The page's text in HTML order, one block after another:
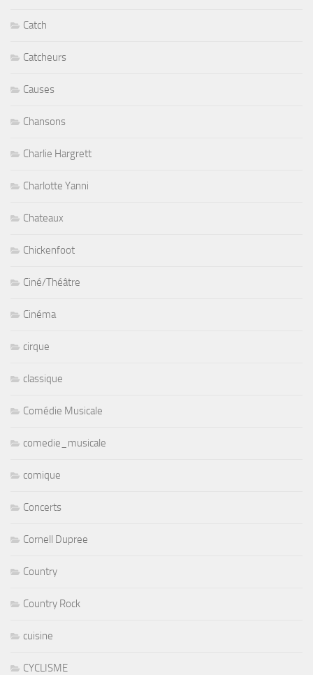
Catch
Catcheurs
Causes
Chansons
Charlie Hargrett
Charlotte Yanni
Chateaux
Chickenfoot
Ciné/Théâtre
Cinéma
cirque
classique
Comédie Musicale
comedie_musicale
comique
Concerts
Cornell Dupree
Country
Country Rock
cuisine
CYCLISME